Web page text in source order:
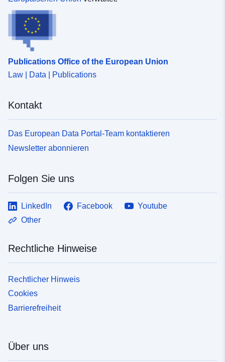
uriRef:
4e5a-b73a-b807ce7965b3
Publications Office of the European Union
Law | Data | Publications
Kontakt
Das European Data Portal-Team kontaktieren
Newsletter abonnieren
Folgen Sie uns
LinkedIn Facebook
Youtube
Other
Rechtliche Hinweise
Rechtlicher Hinweis
Cookies
Barrierefreiheit
Über uns